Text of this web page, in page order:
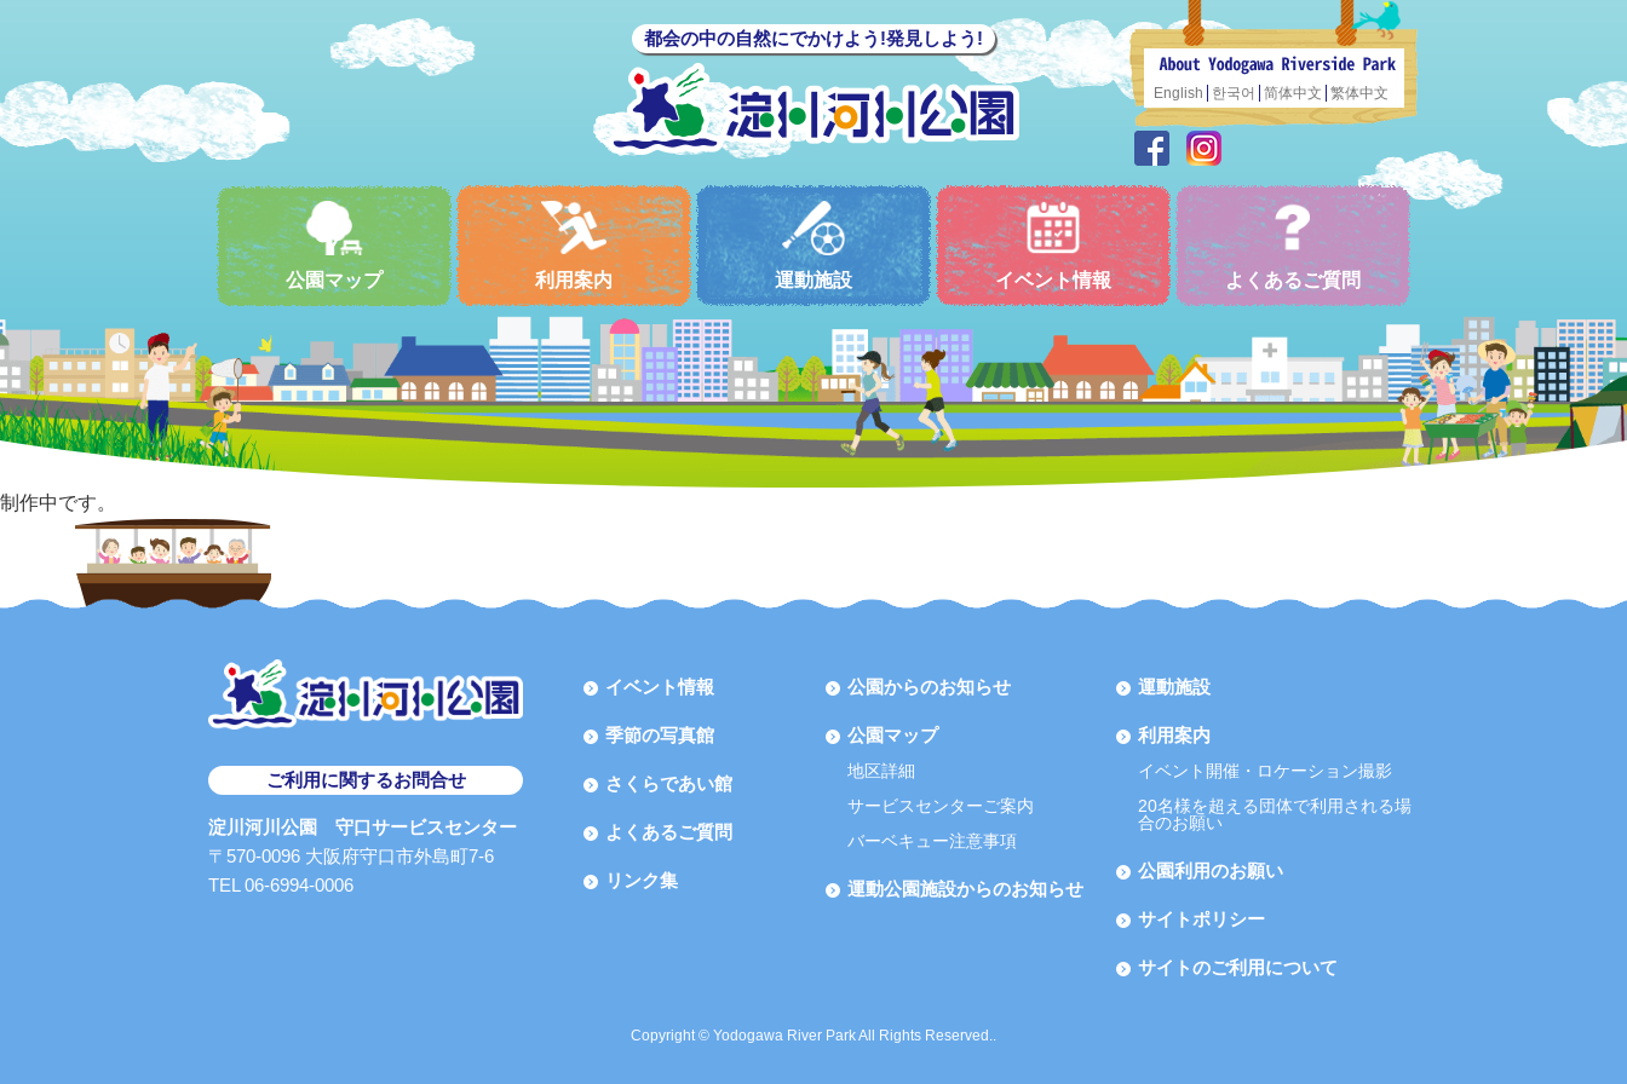
都会の中の自然にでかけよう!発見しよう!
English 한국어 简体中文 繁体中文
公園マップ 利用案内 運動施設 イベント情報 よくあるご質問
制作中です。
ご利用に関するお問合せ
淀川河川公園 守口サービスセンター
〒570-0096 大阪府守口市外島町7-6
TEL 06-6994-0006
イベント情報
季節の写真館
さくらであい館
よくあるご質問
リンク集
公園からのお知らせ
公園マップ
地区詳細
サービスセンターご案内
バーベキュー注意事項
運動公園施設からのお知らせ
運動施設
利用案内
イベント開催・ロケーション撮影
20名様を超える団体で利用される場
合のお願い
公園利用のお願い
サイトポリシー
サイトのご利用について
Copyright © Yodogawa River Park All Rights Reserved..